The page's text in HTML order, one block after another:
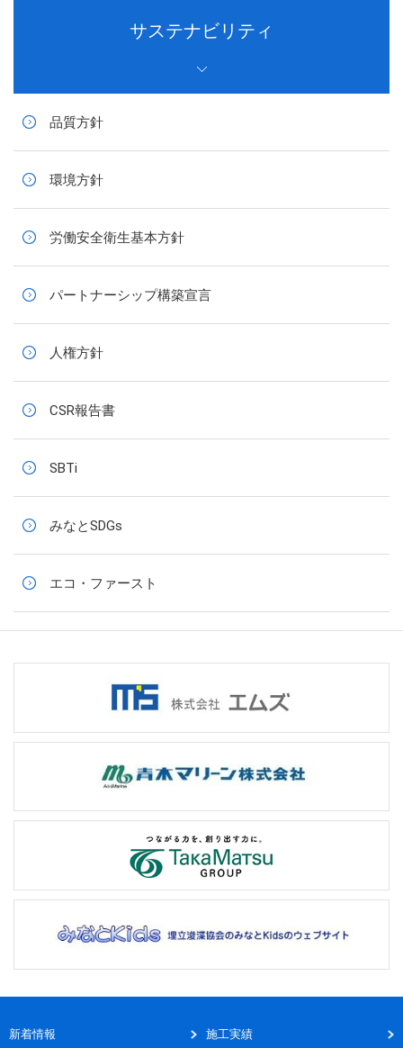
サステナビリティ
品質方針
環境方針
労働安全衛生基本方針
パートナーシップ構築宣言
人権方針
CSR報告書
SBTi
みなとSDGs
エコ・ファースト
新着情報 施工実績